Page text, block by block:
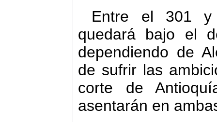
Entre el 301 y
quedará bajo el
dependiendo de
de sufrir las
corte de
asentarán en